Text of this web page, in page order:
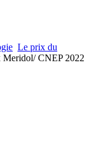
Le prix du
Meridol/ CNEP 2022